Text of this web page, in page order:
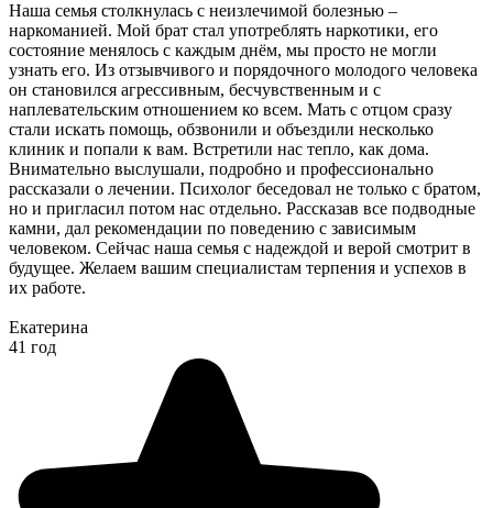
Наша семья столкнулась с неизлечимой болезнью –
наркоманией. Мой брат стал употреблять наркотики, его
состояние менялось с каждым днём, мы просто не могли
узнать его. Из отзывчивого и порядочного молодого человека
он становился агрессивным, бесчувственным и с
наплевательским отношением ко всем. Мать с отцом сразу
стали искать помощь, обзвонили и объездили несколько
клиник и попали к вам. Встретили нас тепло, как дома.
Внимательно выслушали, подробно и профессионально
рассказали о лечении. Психолог беседовал не только с братом,
но и пригласил потом нас отдельно. Рассказав все подводные
камни, дал рекомендации по поведению с зависимым
человеком. Сейчас наша семья с надеждой и верой смотрит в
будущее. Желаем вашим специалистам терпения и успехов в
их работе.
Екатерина
41 год